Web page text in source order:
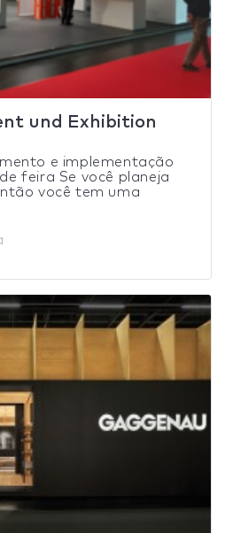
und Exhibition
e implementação
feira Se você planeja
você tem uma